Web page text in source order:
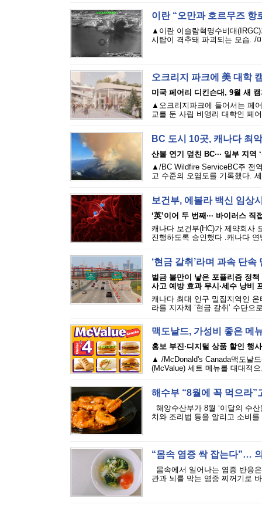
이란 “오만과 호르무즈 항
▲이란 이슬람혁명수비대
시탑이 격추돼 파괴되는 모습. /
오크리지 파크에 美 대학
미국 페어리 디킨슨대, 9월 새
▲오크리지파크에 들어서는 페
교를 둔 사립 비영리 대학인 페
BC 도시 10곳, 캐나다 최
산불 연기 덮친 BC··· 일부 지역
▲/BC Wildfire ServiceBC주 전
고 수준의 오염도를 기록했다.
보건부, 에볼라 백신 임상
‘英’이어 두 번째··· 바이러스
캐나다 보건부(HC)가 제약회사
진행하도록 승인했다 .캐나다
‘현금 갈취’라며 과속 단
벌금 불만이 낳은 포퓰리즘 정책
사고 예방 효과 무시·세수 낭비
캐나다 최대 인구 밀집지역인
라를 지자체 ‘현금 갈취’ 수단
맥도날드, 가성비 좋은 메
홍보 부진·디지털 상품 할인 행
▲ /McDonald's Canada맥도날
(McValue) 세트 메뉴를 대대적
해수부 “8월에 꼭 먹으라”
해양수산부가 8월 ‘이달의 수
치와 조리법 등을 알리고 소비
“몸속 염증 싹 잡는다”…
몸속에서 일어나는 염증 반응
관과 뇌를 막는 염증 찌꺼기로